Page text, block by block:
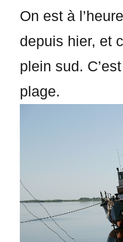
On est à
depuis hier, et
plein sud.
plage.